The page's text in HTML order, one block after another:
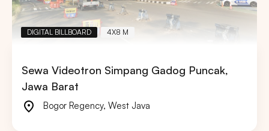
DIGITAL BILLBOARD 4X8 M
Sewa Videotron Simpang Gadog Puncak,
Jawa Barat
Bogor Regency, West Java